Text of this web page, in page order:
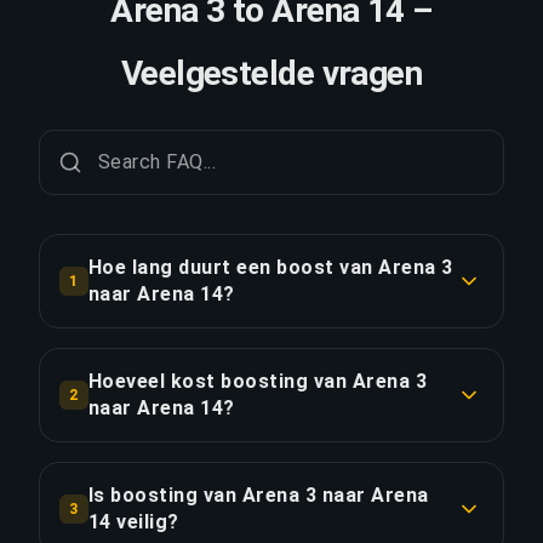
Arena 3 to Arena 14 –
Veelgestelde vragen
1
Hoe lang duurt een boost van Arena 3
naar Arena 14?
doorgaans 12-24 uur. Met Priority Order is de
levering ongeveer 25% sneller.
2
Hoeveel kost boosting van Arena 3
naar Arena 14?
€137.62 voor de standaardoptie. Priority Order
kost €165.15, en het Full Package met streaming
3
Is boosting van Arena 3 naar Arena
14 veilig?